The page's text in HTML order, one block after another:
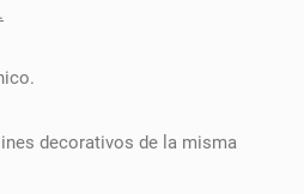
decorativos de la misma